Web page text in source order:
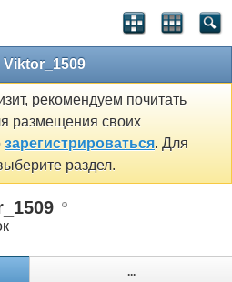
рекомендуем почитать
размещения своих
зарегистрироваться. Для
раздел.
...